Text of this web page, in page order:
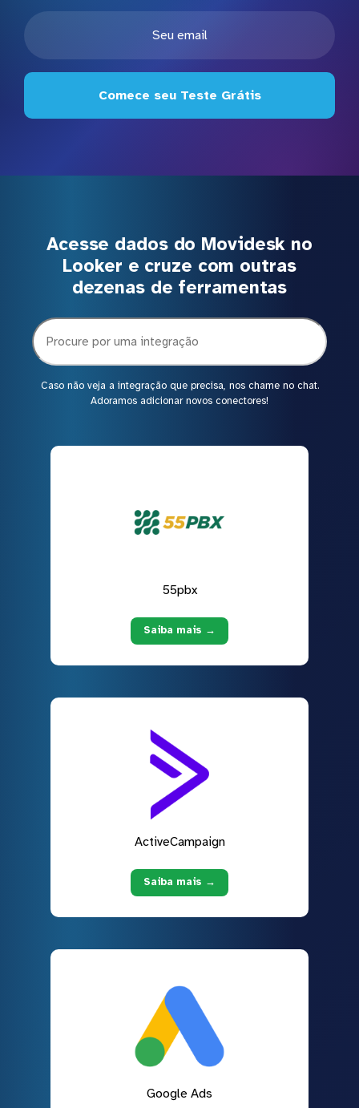
Comece seu Teste Grátis
Acesse dados do Movidesk no
Looker e cruze com outras
dezenas de ferramentas
Caso não veja a integração que precisa, nos chame no chat.
Adoramos adicionar novos conectores!
55pbx
Saiba mais →
ActiveCampaign
Saiba mais →
Google Ads